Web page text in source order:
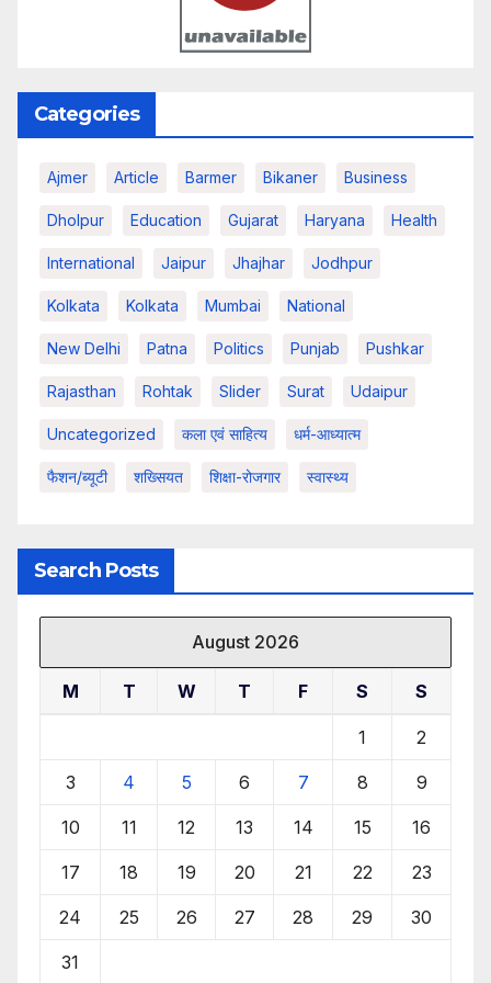
Categories
Ajmer Article Barmer Bikaner Business
Dholpur Education Gujarat Haryana Health
International Jaipur Jhajhar Jodhpur
Kolkata Kolkata Mumbai National
New Delhi Patna Politics Punjab Pushkar
Rajasthan Rohtak Slider Surat Udaipur
Uncategorized कला एवं साहित्य धर्म-आध्यात्म
फैशन/ब्यूटी शख्सियत शिक्षा-रोजगार स्वास्थ्य
Search Posts
August 2026
M T W T F S S
1 2
3 4 5 6 7 8 9
10 11 12 13 14 15 16
17 18 19 20 21 22 23
24 25 26 27 28 29 30
31